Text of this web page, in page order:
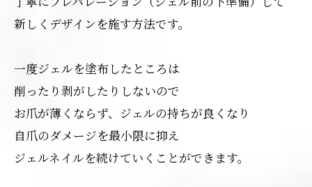
新しくデザインを施す方法です。
一度ジェルを塗布したところは
削ったり剥がしたりしないので
お爪が薄くならず、ジェルの持ちが良くなり
自爪のダメージを最小限に抑え
ジェルネイルを続けていくことができます。